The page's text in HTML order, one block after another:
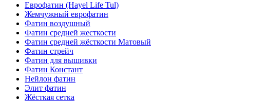
Еврофатин (Hayel Life Tul)
Жемчужный еврофатин
Фатин воздушный
Фатин средней жесткости
Фатин средней жёсткости Матовый
Фатин стрейч
Фатин для вышивки
Фатин Констант
Нейлон фатин
Элит фатин
Жёсткая сетка